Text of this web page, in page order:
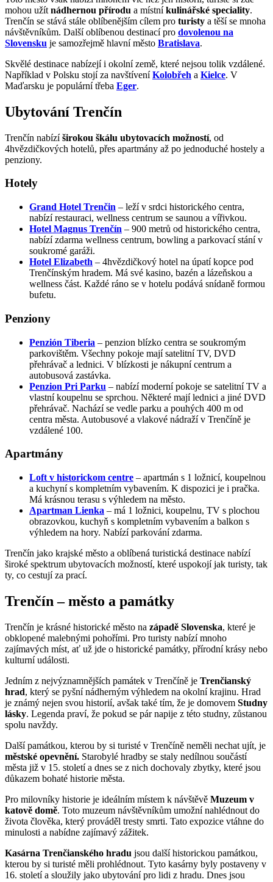
mohou užít nádhernou přírodu a místníkulinářské speciality.
Trenčín se stává stále oblíbenějším cílem pro turisty a těší se mnoha
návštěvníkům. Další oblíbenou destinací pro dovolenou na
Slovensku je samozřejmě hlavní město Bratislava.
Skvělé destinace nabízejí i okolní země, které nejsou tolik vzdálené.
Například v Polsku stojí za navštíveníKolobřeh a Kielce. V
Maďarsku je populární třeba Eger.
Ubytování Trenčín
Trenčín nabízíširokou škálu ubytovacích možností, od
4hvězdičkových hotelů, přes apartmány až po jednoduché hostely a
penziony.
Hotely
Grand Hotel Trenčin – leží v srdci historického centra,
nabízí restauraci, wellness centrum se saunou a vířivkou.
Hotel Magnus Trenčín – 900 metrů od historického centra,
nabízí zdarma wellness centrum, bowling a parkovací stání v
soukromé garáži.
Hotel Elizabeth – 4hvězdičkový hotel na úpatí kopce pod
Trenčínským hradem. Má své kasino, bazén a lázeňskou a
wellness část. Každé ráno se v hotelu podává snídaně formou
bufetu.
Penziony
Penzión Tiberia – penzion blízko centra se soukromým
parkovištěm. Všechny pokoje mají satelitní TV, DVD
přehrávač a lednici. V blízkosti je nákupní centrum a
autobusová zastávka.
Penzion Pri Parku – nabízí moderní pokoje se satelitní TV a
vlastní koupelnu se sprchou. Některé mají lednici a jiné DVD
přehrávač. Nachází se vedle parku a pouhých 400 m od
centra města. Autobusové a vlakové nádraží v Trenčíně je
vzdálené 100.
Apartmány
Loft v historickom centre – apartmán s 1 ložnicí, koupelnou
a kuchyní s kompletním vybavením. K dispozici je i pračka.
Má krásnou terasu s výhledem na město.
Apartman Lienka – má 1 ložnici, koupelnu, TV s plochou
obrazovkou, kuchyň s kompletním vybavením a balkon s
výhledem na hory. Nabízí parkování zdarma.
Trenčín jako krajské město a oblíbená turistická destinace nabízí
široké spektrum ubytovacích možností, které uspokojí jak turisty, tak
ty, co cestují za prací.
Trenčín – město a památky
Trenčín je krásné historické město na západě Slovenska, které je
obklopené malebnými pohořími. Pro turisty nabízí mnoho
zajímavých míst, ať už jde o historické památky, přírodní krásy nebo
kulturní události.
Jedním z nejvýznamnějších památek v Trenčíně je Trenčianský
hrad, který se pyšní nádherným výhledem na okolní krajinu. Hrad
je známý nejen svou historií, avšak také tím, že je domovem Studny
lásky. Legenda praví, že pokud se pár napije z této studny, zůstanou
spolu navždy.
Další památkou, kterou by si turisté v Trenčíně neměli nechat ujít, je
městské opevnění. Starobylé hradby se staly nedílnou součástí
města již v 15. století a dnes se z nich dochovaly zbytky, které jsou
důkazem bohaté historie města.
Pro milovníky historie je ideálním místem k návštěvě Muzeum v
katově domě. Toto muzeum návštěvníkům umožní nahlédnout do
života člověka, který prováděl tresty smrti. Tato expozice vtáhne do
minulosti a nabídne zajímavý zážitek.
Kasárna Trenčianského hradu jsou další historickou památkou,
kterou by si turisté měli prohlédnout. Tyto kasárny byly postaveny v
16. století a sloužily jako ubytování pro lidi z hradu. Dnes jsou